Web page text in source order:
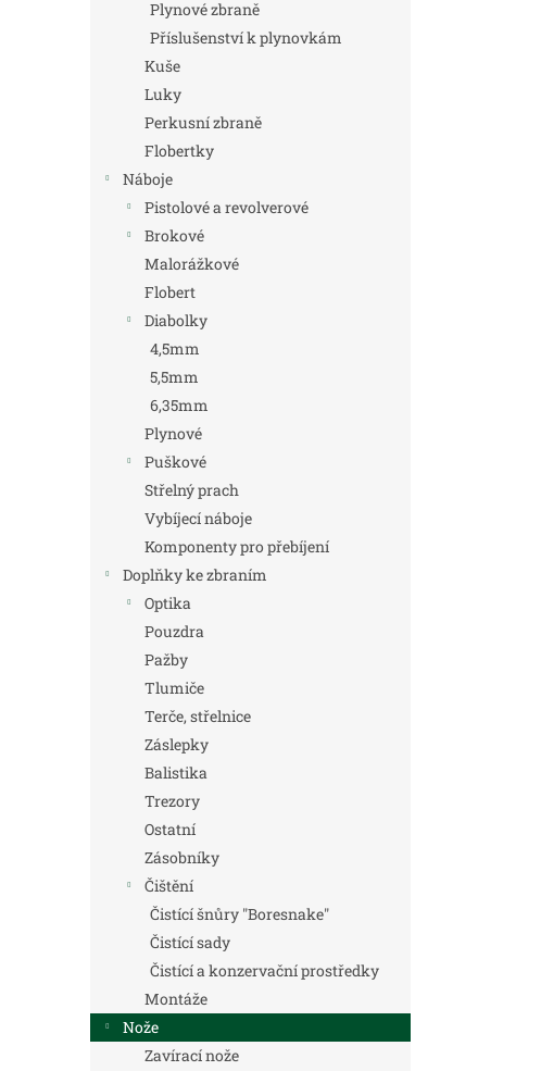
Plynové zbraně
Příslušenství k plynovkám
Kuše
Luky
Perkusní zbraně
Flobertky
Náboje
Pistolové a revolverové
Brokové
Malorážkové
Flobert
Diabolky
4,5mm
5,5mm
6,35mm
Plynové
Puškové
Střelný prach
Vybíjecí náboje
Komponenty pro přebíjení
Doplňky ke zbraním
Optika
Pouzdra
Pažby
Tlumiče
Terče, střelnice
Záslepky
Balistika
Trezory
Ostatní
Zásobníky
Čištění
Čistící šnůry "Boresnake"
Čistící sady
Čistící a konzervační prostředky
Montáže
Nože
Zavírací nože